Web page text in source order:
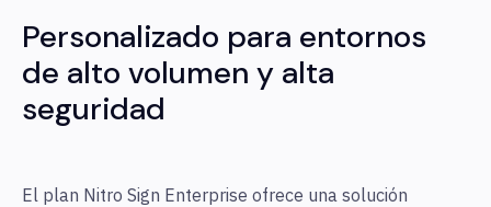
Personalizado para entornos
de alto volumen y alta
seguridad
El plan Nitro Sign Enterprise ofrece una solución